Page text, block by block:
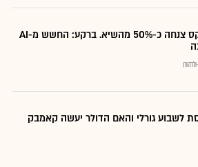
מניית אמדוקס צנחה כ-50% מהשיא. ברקע: החשש מ-AI
לשבוע גורלי והאם הדולר יעשה קאמבק